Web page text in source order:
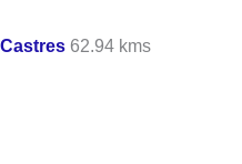
Castres 62.94 kms